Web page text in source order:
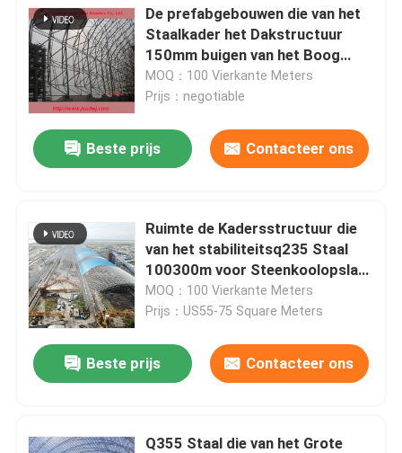
Contacteer ons
Nieuws
Gevallen
Ruimtekaderbundel
Ruimtekaderknoop
aluminiumgordijngevel
De prefabgebouwen die van het
Staalkader het Dakstructuur
150mm buigen van het Boog
Ruimtekader
MOQ：100 Vierkante Meters
Prijs：negotiable
Beste prijs Contacteer ons
Ruimte de Kadersstructuur die
van het stabiliteitsq235 Staal
100300m voor Steenkoolopslag
bouwen
MOQ：100 Vierkante Meters
Prijs：US55-75 Square Meters
Beste prijs Contacteer ons
Q355 Staal die van het Grote